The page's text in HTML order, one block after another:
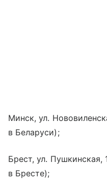
Минск, ул.
в Беларуси);
Брест, ул. Пушкинская,
в Бресте);